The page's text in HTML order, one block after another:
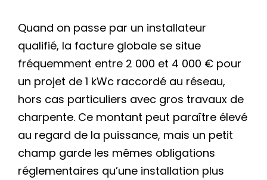
Quand on passe par un installateur
qualifié, la facture globale se situe
fréquemment entre 2 000 et 4 000 € pour
un projet de 1 kWc raccordé au réseau,
hors cas particuliers avec gros travaux de
charpente. Ce montant peut paraître élevé
au regard de la puissance, mais un petit
champ garde les mêmes obligations
réglementaires qu’une installation plus